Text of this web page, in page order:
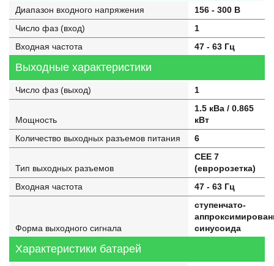
Диапазон входного напряжения
156 - 300 В
Число фаз (вход)
1
Входная частота
47 - 63 Гц
Выходные характеристики
Число фаз (выход) 1
Мощность
1.5 кВа / 0.865
кВт
Количество выходных разъемов питания
6
Тип выходных разъемов
CEE 7
(евророзетка)
Входная частота
47 - 63 Гц
Форма выходного сигнала
ступенчато-
синусоида
Характеристики батарей